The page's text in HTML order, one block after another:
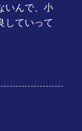
いんで、小
していって